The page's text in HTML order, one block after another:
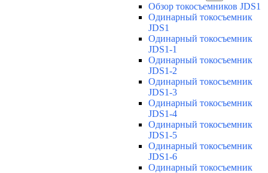
Обзор токосъемников JDS1
Одинарный токосъемник
JDS1
Одинарный токосъемник
JDS1-1
Одинарный токосъемник
JDS1-2
Одинарный токосъемник
JDS1-3
Одинарный токосъемник
JDS1-4
Одинарный токосъемник
JDS1-5
Одинарный токосъемник
JDS1-6
Одинарный токосъемник